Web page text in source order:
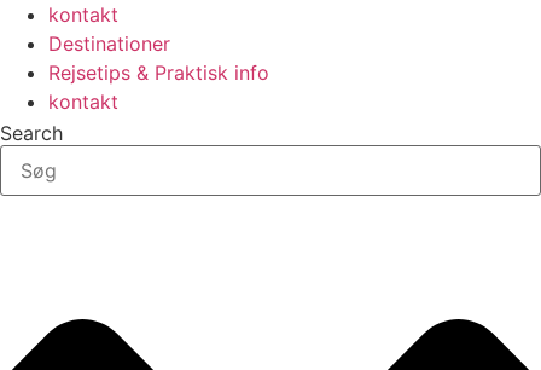
kontakt
Destinationer
Rejsetips & Praktisk info
kontakt
Search